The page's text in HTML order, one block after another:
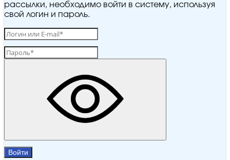
рассылки, необходимо войти в систему, используя
свой логин и пароль.
Войти